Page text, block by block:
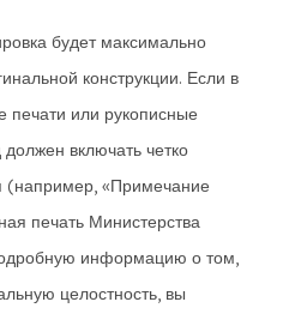
будет максимально
конструкции. Если в
печати или рукописные
включать четко
(например, «Примечание
печать Министерства
информацию о том,
целостность, вы